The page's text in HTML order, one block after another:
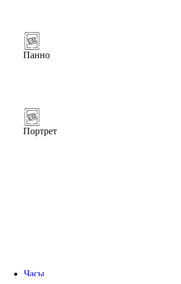
Панно
Портрет
Часы